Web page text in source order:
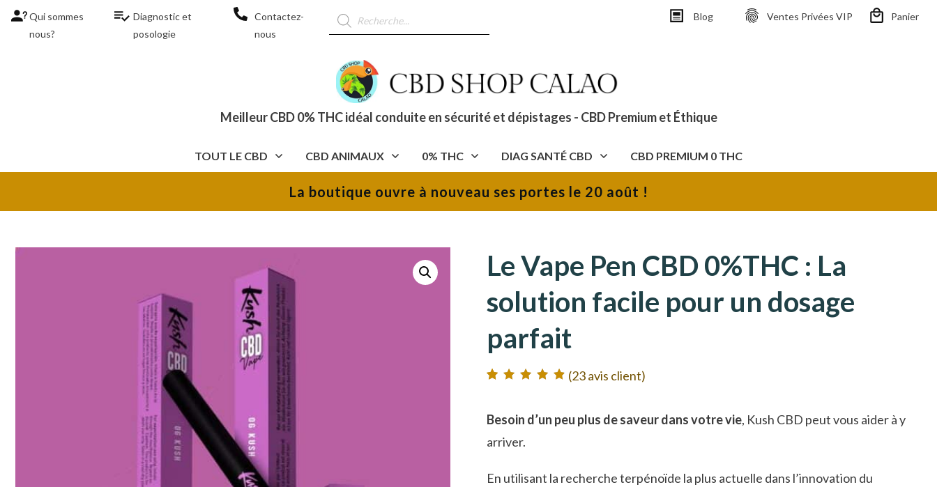
Qui sommes
nous?
Diagnostic et
posologie
Contactez-
nous
Recherche
de
produits
Blog Ventes Privées VIP Panier
Meilleur CBD 0% THC idéal conduite en sécurité et dépistages - CBD Premium et Éthique
TOUT LE CBD CBD ANIMAUX 0% THC DIAG SANTÉ CBD CBD PREMIUM 0 THC
La boutique ouvre à nouveau ses portes le 20 août !
Le Vape Pen CBD 0%THC : La
solution facile pour un dosage
parfait
(23avis client)
Besoin d’un peu plus de saveur dans votre vie, Kush CBD peut vous aider à y
arriver.
En utilisant la recherche terpénoïde la plus actuelle dans l’innovation du